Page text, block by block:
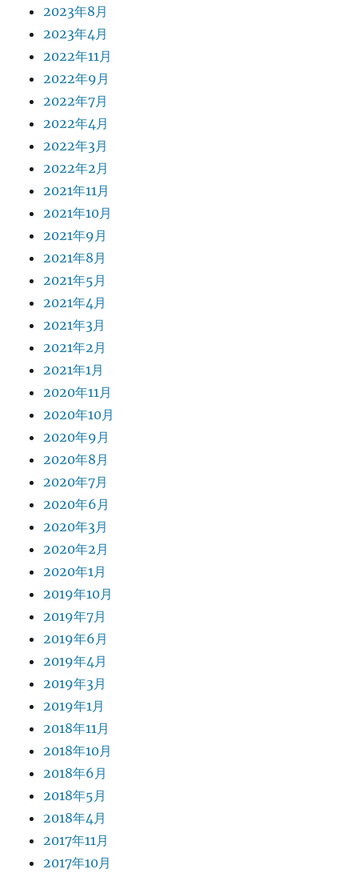
2023年8月
2023年4月
2022年11月
2022年9月
2022年7月
2022年4月
2022年3月
2022年2月
2021年11月
2021年10月
2021年9月
2021年8月
2021年5月
2021年4月
2021年3月
2021年2月
2021年1月
2020年11月
2020年10月
2020年9月
2020年8月
2020年7月
2020年6月
2020年3月
2020年2月
2020年1月
2019年10月
2019年7月
2019年6月
2019年4月
2019年3月
2019年1月
2018年11月
2018年10月
2018年6月
2018年5月
2018年4月
2017年11月
2017年10月